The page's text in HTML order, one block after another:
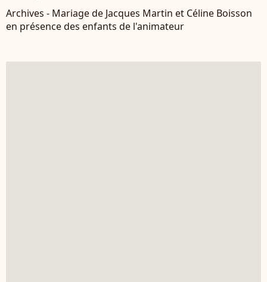
Archives - Mariage de Jacques Martin et Céline Boisson
en présence des enfants de l'animateur